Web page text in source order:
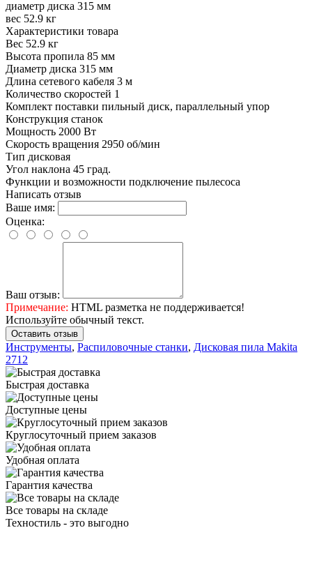
диаметр диска 315 мм
вес 52.9 кг
Характеристики товара
Вес 52.9 кг
Высота пропила 85 мм
Диаметр диска 315 мм
Длина сетевого кабеля 3 м
Количество скоростей 1
Комплект поставки пильный диск, параллельный упор
Конструкция станок
Мощность 2000 Вт
Скорость вращения 2950 об/мин
Тип дисковая
Угол наклона 45 град.
Функции и возможности подключение пылесоса
Написать отзыв
Ваше имя:
Оценка:
Ваш отзыв:
Примечание: HTML разметка не поддерживается!
Используйте обычный текст.
Оставить отзыв
Инструменты, Распиловочные станки, Дисковая пила Makita
2712
Быстрая доставка
Доступные цены
Круглосуточный прием заказов
Удобная оплата
Гарантия качества
Все товары на складе
Техностиль - это выгодно